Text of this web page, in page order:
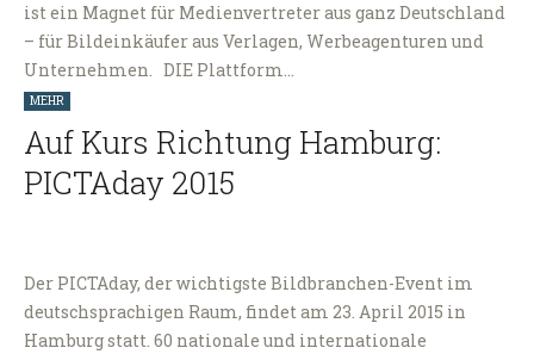
ist ein Magnet für Medienvertreter aus ganz Deutschland
– für Bildeinkäufer aus Verlagen, Werbeagenturen und
Unternehmen. DIE Plattform…
MEHR
Auf Kurs Richtung Hamburg:
PICTAday 2015
Der PICTAday, der wichtigste Bildbranchen-Event im
deutschsprachigen Raum, findet am 23. April 2015 in
Hamburg statt. 60 nationale und internationale